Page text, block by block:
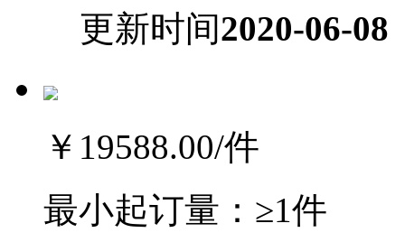
更新时间2020-06-08
￥19588.00/件
最小起订量： ≥1件